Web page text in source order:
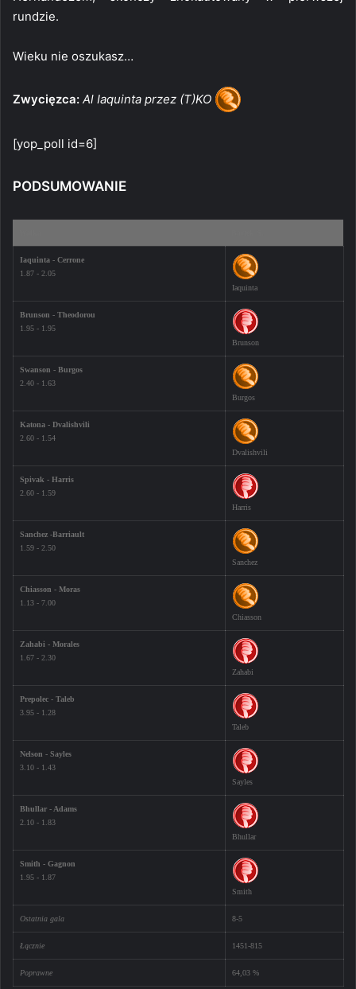
rundzie.
Wieku nie oszukasz…
Zwycięzca: Al Iaquinta przez (T)KO
[yop_poll id=6]
PODSUMOWANIE
Iaquinta - Cerrone
1.87 - 2.05
Iaquinta
Brunson - Theodorou
1.95 - 1.95
Brunson
Swanson - Burgos
2.40 - 1.63
Burgos
Katona - Dvalishvili
2.60 - 1.54
Dvalishvili
Spivak - Harris
2.60 - 1.59
Harris
Sanchez -Barriault
1.59 - 2.50
Sanchez
Chiasson - Moras
1.13 - 7.00
Chiasson
Zahabi - Morales
1.67 - 2.30
Zahabi
Prepolec - Taleb
3.95 - 1.28
Taleb
Nelson - Sayles
3.10 - 1.43
Sayles
Bhullar - Adams
2.10 - 1.83
Bhullar
Smith - Gagnon
1.95 - 1.87
Smith
Ostatnia gala 8-5
Łącznie 1451-815
Poprawne 64,03 %